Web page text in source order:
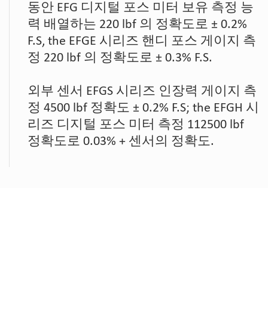
동안 EFG 디지털 포스 미터 보유 측정 능
력 배열하는 220 lbf 의 정확도로 ± 0.2%
F.S, the EFGE 시리즈 핸디 포스 게이지 측
정 220 lbf 의 정확도로 ± 0.3% F.S.
외부 센서 EFGS 시리즈 인장력 게이지 측
정 4500 lbf 정확도 ± 0.2% F.S; the EFGH 시
리즈 디지털 포스 미터 측정 112500 lbf
정확도로 0.03% + 센서의 정확도.